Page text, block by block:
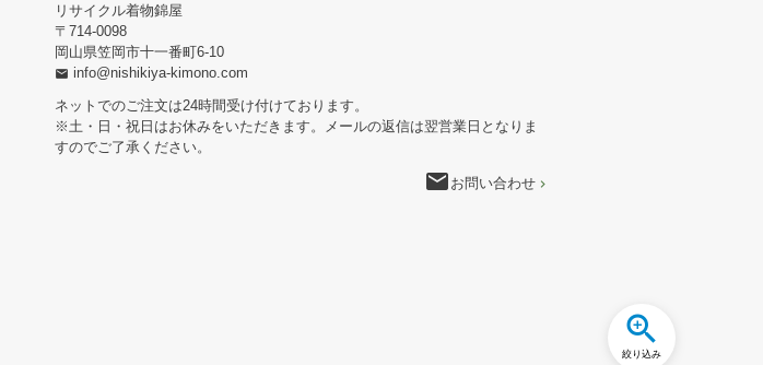
絞り込み
リサイクル着物錦屋
714-0098
岡山県笠岡市十一番町6-10
info@nishikiya-kimono.com
ネットでのご注文は24時間受け付けております。
※土・日・祝日はお休みをいただきます。メールの返信は翌営業日となりま
すのでご了承ください。
email お問い合わせ